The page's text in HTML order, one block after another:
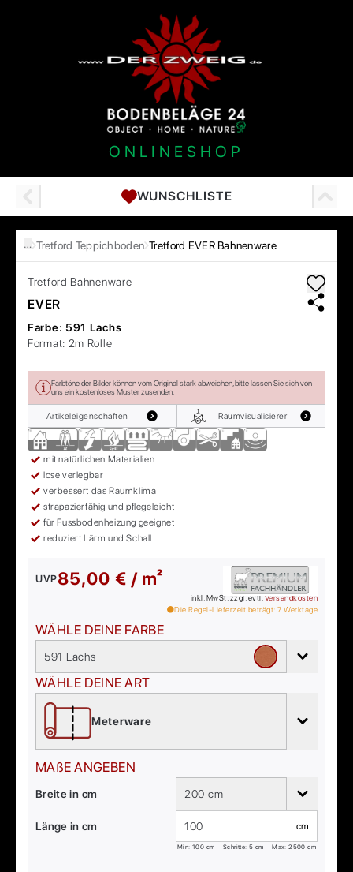
ONLINESHOP
WUNSCHLISTE
… Tretford Teppichboden Tretford EVER Bahnenware
Tretford Bahnenware
EVER
Farbe: 591 Lachs
Format: 2m Rolle
Farbtöne der Bilder können vom Original stark abweichen, bitte lassen Sie sich von
uns ein kostenloses Muster zusenden.
Artikeleigenschaften Raumvisualisierer
mit natürlichen Materialien
lose verlegbar
verbessert das Raumklima
strapazierfähig und pflegeleicht
für Fussbodenheizung geeignet
reduziert Lärm und Schall
UVP85,00 € / m²
inkl. MwSt. zzgl. evtl. Versandkosten
Die Regel-Lieferzeit beträgt: 7 Werktage
WÄHLE DEINE FARBE
591 Lachs
WÄHLE DEINE ART
Meterware
MAßE ANGEBEN
Breite in cm 200 cm
Länge in cm cm
Min: 100 cm Schritte: 5 cm Max:2500 cm